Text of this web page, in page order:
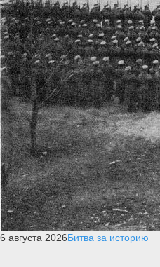
6 августа 2026Битва за историю